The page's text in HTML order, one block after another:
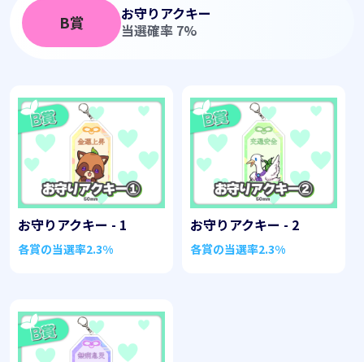
B賞
お守りアクキー
当選確率 7%
お守りアクキー - 1
各賞の当選率2.3%
お守りアクキー - 2
各賞の当選率2.3%